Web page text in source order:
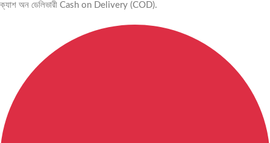
ক্যাশ অন ডেলিভারী Cash on Delivery (COD).